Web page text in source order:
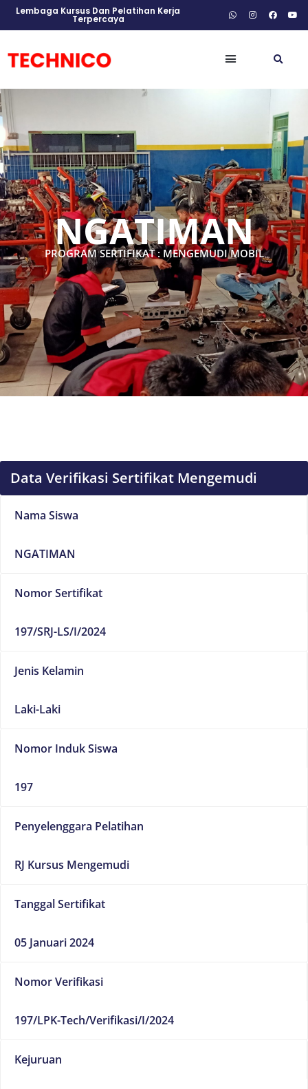
Lembaga Kursus Dan Pelatihan Kerja
Terpercaya
NGATIMAN
PROGRAM SERTIFIKAT : MENGEMUDI MOBIL
Data Verifikasi Sertifikat Mengemudi
Nama Siswa
NGATIMAN
Nomor Sertifikat
197/SRJ-LS/I/2024
Jenis Kelamin
Laki-Laki
Nomor Induk Siswa
197
Penyelenggara Pelatihan
RJ Kursus Mengemudi
Tanggal Sertifikat
05 Januari 2024
Nomor Verifikasi
197/LPK-Tech/Verifikasi/I/2024
Kejuruan